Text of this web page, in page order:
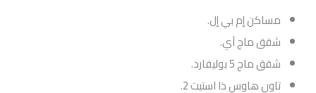
مساكن إم بي إل.
شقق ماج آي.
شقق ماج 5 بوليفارد.
تاون هاوس ذا استيت 2.